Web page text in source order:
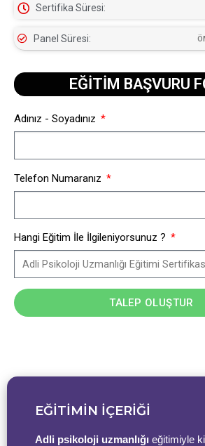
EĞİTİMİN İÇERİĞİ
Adli psikoloji uzmanlığı eğitimiyle
Sertifika Süresi:
Panel Süresi:
EĞİTİM BAŞVURU
Adınız - Soyadınız
Telefon Numaranız
Hangi Eğitim İle İlgileniyorsunuz ?
TALEP OLUŞTUR